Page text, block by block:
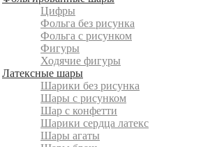
Цифры
Фольга без рисунка
Фольга с рисунком
Фигуры
Ходячие фигуры
Латексные шары
Шарики без рисунка
Шары с рисунком
Шар с конфетти
Шарики сердца латекс
Шары агаты